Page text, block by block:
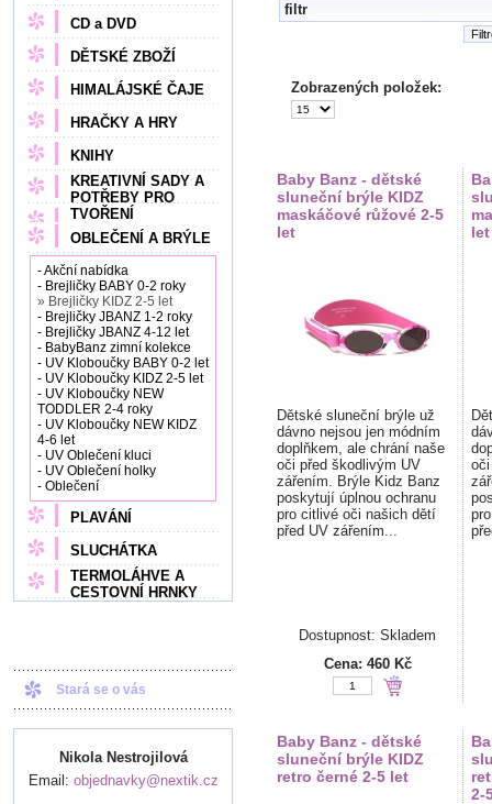
CD a DVD
DĚTSKÉ ZBOŽÍ
HIMALÁJSKÉ ČAJE
HRAČKY A HRY
KNIHY
KREATIVNÍ SADY A
POTŘEBY PRO
TVOŘENÍ
OBLEČENÍ A BRÝLE
- Akční nabídka
- Brejličky BABY 0-2 roky
» Brejličky KIDZ 2-5 let
- Brejličky JBANZ 1-2 roky
- Brejličky JBANZ 4-12 let
- BabyBanz zimní kolekce
- UV Kloboučky BABY 0-2 let
- UV Kloboučky KIDZ 2-5 let
- UV Kloboučky NEW
TODDLER 2-4 roky
- UV Kloboučky NEW KIDZ
4-6 let
- UV Oblečení kluci
- UV Oblečení holky
- Oblečení
PLAVÁNÍ
SLUCHÁTKA
TERMOLÁHVE A
CESTOVNÍ HRNKY
Stará se o vás
Nikola Nestrojilová
Email: objednavky@nextik.cz
filtr
Zobrazených položek:
Baby Banz - dětské
sluneční brýle KIDZ
maskáčové růžové 2-5
let
Dětské sluneční brýle už
dávno nejsou jen módním
doplňkem, ale chrání naše
oči před škodlivým UV
zářením. Brýle Kidz Banz
poskytují úplnou ochranu
pro citlivé oči našich dětí
před UV zářením...
Dostupnost: Skladem
Cena: 460 Kč
let
Baby Banz - dětské
sluneční brýle KIDZ
retro černé 2-5 let
2-